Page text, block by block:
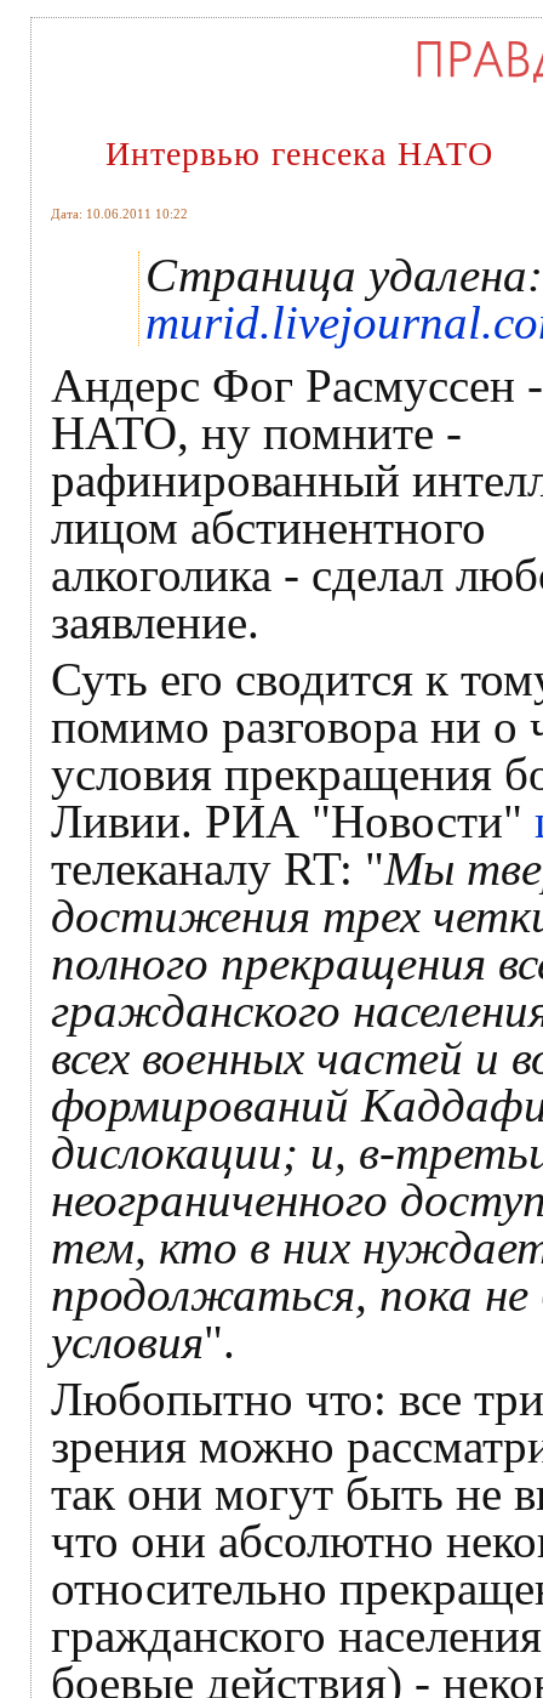
Интервью генсека НАТО
Дата: 10.06.2011 10:22
Страница
Андерс Фог Расмуссен -
НАТО, ну помните -
рафинированный
лицом абстинентного
алкоголика - сделал
заявление.
Суть его сводится к
помимо разговора ни о
условия прекращения
Ливии. РИА "Новости"
телеканалу RT: "Мы
достижения трех
полного прекращения
гражданского
всех военных частей и
формирований
дислокации; и, в-
неограниченного
тем, кто в них
продолжаться, пока
условия".
Любопытно что: все
зрения можно
так они могут быть не
что они абсолютно
относительно
гражданского
боевые действия) -